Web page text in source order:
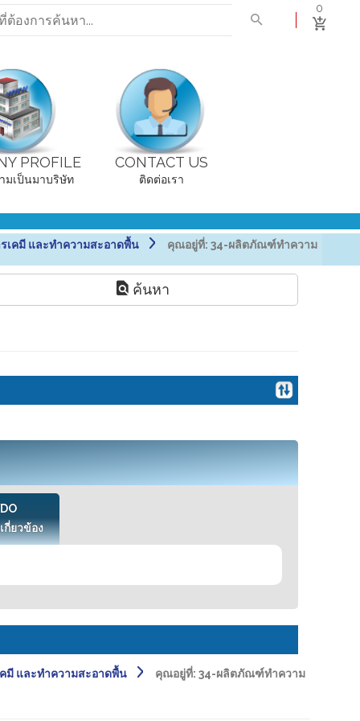
0
PROFILE
มเป็นมาบริษัท
CONTACT US
ติดต่อเรา
รเคมี และทำความสะอาดพื้น คุณอยู่ที่: 34-ผลิตภัณฑ์ทำความ
ค้นหา
กี่ยวข้อง
คมี และทำความสะอาดพื้น คุณอยู่ที่: 34-ผลิตภัณฑ์ทำความ